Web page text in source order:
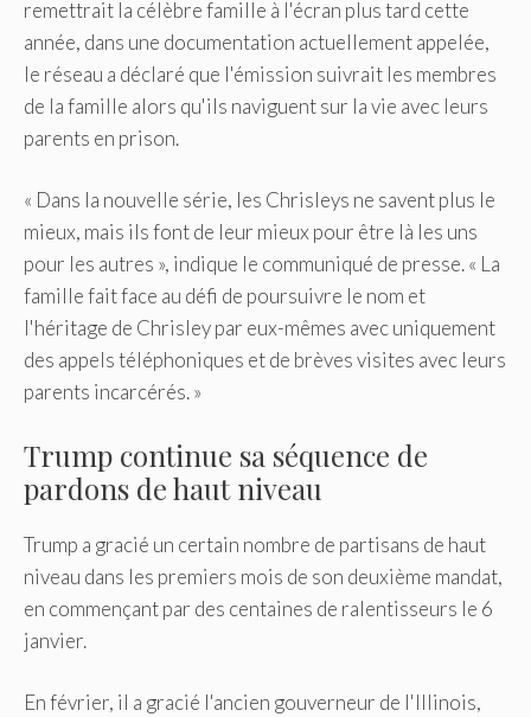
remettrait la célèbre famille à l'écran plus tard cette
année, dans une documentation actuellement appelée,
le réseau a déclaré que l'émission suivrait les membres
de la famille alors qu'ils naviguent sur la vie avec leurs
parents en prison.
« Dans la nouvelle série, les Chrisleys ne savent plus le
mieux, mais ils font de leur mieux pour être là les uns
pour les autres », indique le communiqué de presse. « La
famille fait face au défi de poursuivre le nom et
l'héritage de Chrisley par eux-mêmes avec uniquement
des appels téléphoniques et de brèves visites avec leurs
parents incarcérés. »
Trump continue sa séquence de
pardons de haut niveau
Trump a gracié un certain nombre de partisans de haut
niveau dans les premiers mois de son deuxième mandat,
en commençant par des centaines de ralentisseurs le 6
janvier.
En février, il a gracié l'ancien gouverneur de l'Illinois,